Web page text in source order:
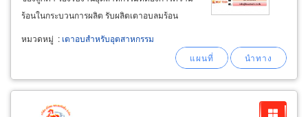
ร้อนในกระบวนการผลิต รับผลิตเตาอบลมร้อน
ได้ตั้งแต่ 60°c ถึง 700°c อ่านรายละเอียดเพิ่ม
หมวดหมู่ : เตาอบสำหรับอุตสาหกรรม